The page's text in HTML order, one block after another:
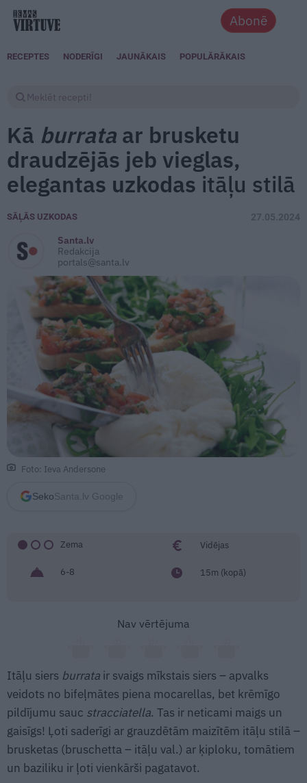
Abonē
RECEPTES NODERĪGI JAUNĀKAIS POPULĀRĀKAIS
Kā burrata ar brusketu
draudzējās jeb vieglas,
elegantas uzkodas itāļu stilā
SĀĻĀS UZKODAS 27.05.2024
Santa.lv
Redakcija
portals@santa.lv
Foto: Ieva Andersone
Seko Santa.lv Google
Zema Vidējas
6-8 15m (kopā)
Nav vērtējuma
Itāļu siers burrata ir svaigs mīkstais siers – apvalks
veidots no bifeļmātes piena mocarellas, bet krēmīgo
pildījumu sauc stracciatella. Tas ir neticami maigs un
gaisīgs! Ļoti saderīgi ar grauzdētām maizītēm itāļu stilā –
brusketas (bruschetta – itāļu val.) ar ķiploku, tomātiem
un baziliku ir ļoti vienkārši pagatavot.